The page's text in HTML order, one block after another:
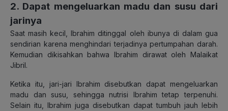
2. Dapat mengeluarkan madu dan susu dari
jarinya
Saat masih kecil, Ibrahim ditinggal oleh ibunya di dalam gua
sendirian karena menghindari terjadinya pertumpahan darah.
Kemudian dikisahkan bahwa Ibrahim dirawat oleh Malaikat
Jibril.
Ketika itu, jari-jari Ibrahim disebutkan dapat mengeluarkan
madu dan susu, sehingga nutrisi Ibrahim tetap terpenuhi.
Selain itu, Ibrahim juga disebutkan dapat tumbuh jauh lebih